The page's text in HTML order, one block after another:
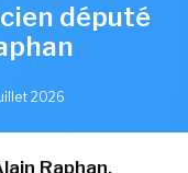
député
2026
Raphan,